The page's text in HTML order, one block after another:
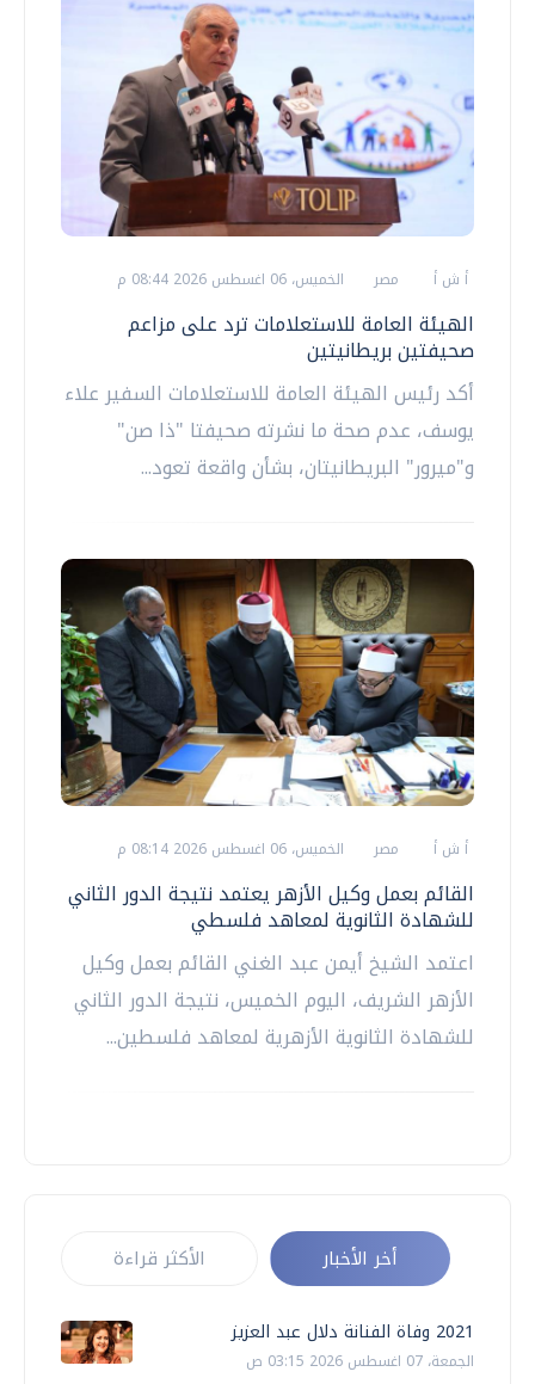
أ ش أ مصر الخميس، 06 اغسطس 2026 08:44 م
الهيئة العامة للاستعلامات ترد على مزاعم
صحيفتين بريطانيتين
أكد رئيس الهيئة العامة للاستعلامات السفير علاء
يوسف، عدم صحة ما نشرته صحيفتا "ذا صن"
و"ميرور" البريطانيتان، بشأن واقعة تعود...
أ ش أ مصر الخميس، 06 اغسطس 2026 08:14 م
القائم بعمل وكيل الأزهر يعتمد نتيجة الدور الثاني
للشهادة الثانوية لمعاهد فلسطي
اعتمد الشيخ أيمن عبد الغني القائم بعمل وكيل
الأزهر الشريف، اليوم الخميس، نتيجة الدور الثاني
للشهادة الثانوية الأزهرية لمعاهد فلسطين...
أخر الأخبار الأكثر قراءة
2021 وفاة الفنانة دلال عبد العزيز
الجمعة، 07 اغسطس 2026 03:15 ص